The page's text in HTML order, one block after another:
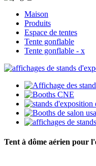
Maison
Produits
Espace de tentes
Tente gonflable
Tente gonflable - x
Tent à dôme aérien pour